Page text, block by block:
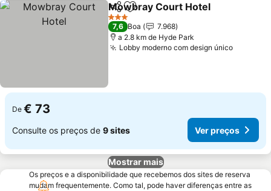
PartilharAdicionar aos favoritos
Mowbray Court Hotel
3 Estrelas
7,6 Boa
7.968
a 2.8 km de Hyde Park
Lobby moderno com design únicoVer
De € 73
Consulte os preços de 9 sites Ver preços
Mostrar mais
Os preços e a disponibilidade que recebemos dos sites de reserva
mudam frequentemente. Como tal, pode haver diferenças entre as